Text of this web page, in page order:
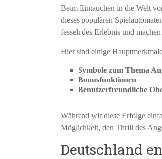
Beim Eintauchen in die Welt
dieses populären
fesselndes Erlebnis und
Hier sind einige
Symbole zum Thema
Bonusfunktionen
Benutzerfreundliche
Während wir diese Erfolge
Möglichkeit, den Thrill des
Deutschland